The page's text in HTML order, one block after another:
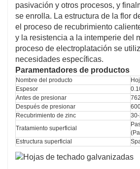
pasivación y otros procesos, y
se enrolla. La estructura de la flor
el proceso de recubrimiento
y la resistencia a la intemperie del
proceso de electroplatación se
necesidades específicas.
Paramentadores de productos
Nombre del producto
Espesor
Antes de presionar
Después de presionar
Recubrimiento de zinc
Tratamiento superficial
Estructura superficial